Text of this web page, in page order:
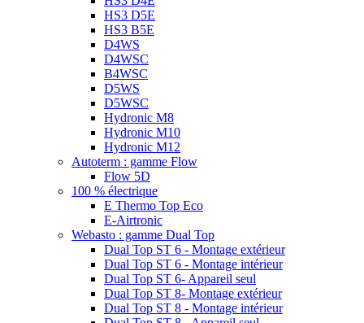
HS3 D5E
HS3 B5E
D4WS
D4WSC
B4WSC
D5WS
D5WSC
Hydronic M8
Hydronic M10
Hydronic M12
Autoterm : gamme Flow
Flow 5D
100 % électrique
E Thermo Top Eco
E-Airtronic
Webasto : gamme Dual Top
Dual Top ST 6 - Montage extérieur
Dual Top ST 6 - Montage intérieur
Dual Top ST 6- Appareil seul
Dual Top ST 8- Montage extérieur
Dual Top ST 8 - Montage intérieur